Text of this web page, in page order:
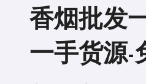
香烟批发
一手货源-